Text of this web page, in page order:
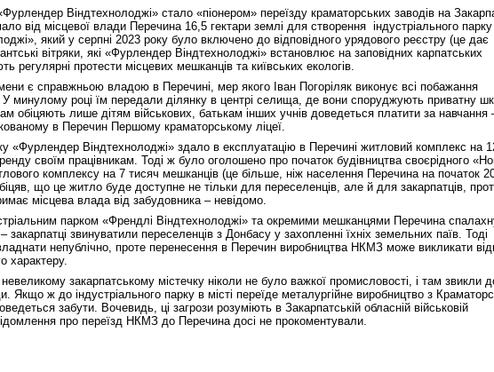
Віндтехнолоджі» стало «піонером» переїзду краматорських заводів на
від місцевої влади Перечина 16,5 гектари землі для створення індустріального парку
який у серпні 2023 року було включено до відповідного урядового реєстру (це дає
вітряки, які «Фурлендер Віндтехнолоджі» встановлює на заповідних карпатських
регулярні протести місцевих мешканців та київських екологів.
є справжньою владою в Перечині, мер якого Іван Погоріляк виконує всі побажання
У минулому році їм передали ділянку в центрі селища, де вони споруджують приватну
обіцяють лише дітям військових, батькам інших учнів доведеться платити за навчання
в Перечин Першому краматорському ліцеї.
«Фурлендер Віндтехнолоджі» здало в експлуатацію в Перечині житловий комплекс на
своїм працівникам. Тоді ж було оголошено про початок будівництва своєрідного
комплексу на 7 тисяч мешканців (це більше, ніж населення Перечина на початок
що це житло буде доступне не тільки для переселенців, але й для закарпатців,
місцева влада від забудовника – невідомо.
парком «Френдлі Віндтехнолоджі» та окремими мешканцями Перечина
закарпатці звинуватили переселенців з Донбасу у захопленні їхніх земельних паїв. Тоді
непублічно, проте перенесення в Перечин виробництва НКМЗ може викликати
характеру.
закарпатському містечку ніколи не було важкої промисловості, і там звикли
Якщо ж до індустріального парку в місті переїде металургійне виробництво з
забути. Вочевидь, ці загрози розуміють в Закарпатській обласній військовій
про переїзд НКМЗ до Перечина досі не прокоментували.